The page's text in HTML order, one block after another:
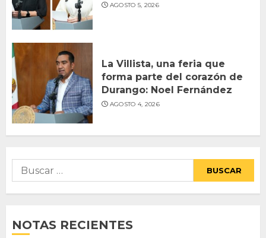
AGOSTO 5, 2026
La Villista, una feria que
forma parte del corazón de
Durango: Noel Fernández
AGOSTO 4, 2026
Buscar:
NOTAS RECIENTES